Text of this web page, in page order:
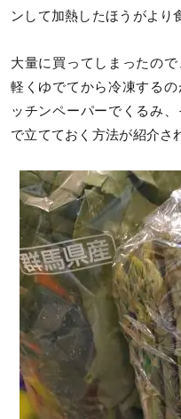
ンして加熱したほうがより
大量に買ってしまったの
軽くゆでてから冷凍する
ッチンペーパーでくるみ
で立てておく方法が紹介さ